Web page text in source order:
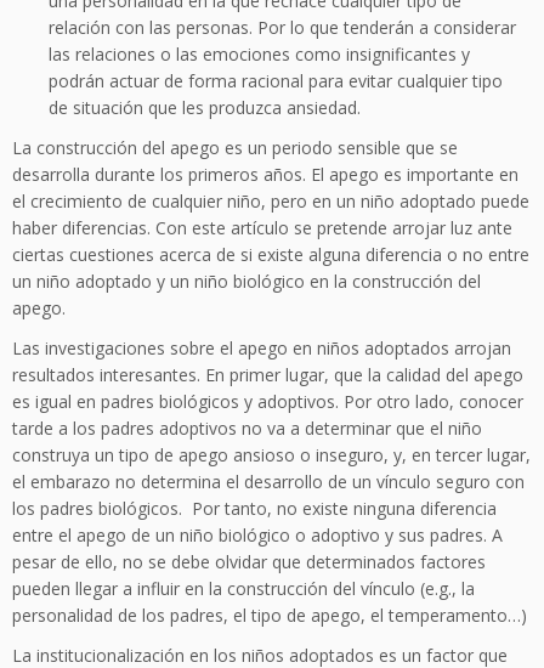
relación con las personas. Por lo que tenderán a considerar
las relaciones o las emociones como insignificantes y
podrán actuar de forma racional para evitar cualquier tipo
de situación que les produzca ansiedad.
La construcción del apego es un periodo sensible que se
desarrolla durante los primeros años. El apego es importante en
el crecimiento de cualquier niño, pero en un niño adoptado puede
haber diferencias. Con este artículo se pretende arrojar luz ante
ciertas cuestiones acerca de si existe alguna diferencia o no entre
un niño adoptado y un niño biológico en la construcción del
apego.
Las investigaciones sobre el apego en niños adoptados arrojan
resultados interesantes. En primer lugar, que la calidad del apego
es igual en padres biológicos y adoptivos. Por otro lado, conocer
tarde a los padres adoptivos no va a determinar que el niño
construya un tipo de apego ansioso o inseguro, y, en tercer lugar,
el embarazo no determina el desarrollo de un vínculo seguro con
los padres biológicos. Por tanto, no existe ninguna diferencia
entre el apego de un niño biológico o adoptivo y sus padres. A
pesar de ello, no se debe olvidar que determinados factores
pueden llegar a influir en la construcción del vínculo (e.g., la
personalidad de los padres, el tipo de apego, el temperamento…)
La institucionalización en los niños adoptados es un factor que